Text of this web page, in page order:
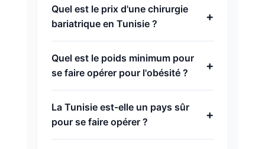
Quel est le prix d'une chirurgie
bariatrique en Tunisie ?
+
Quel est le poids minimum pour
se faire opérer pour l'obésité ?
+
La Tunisie est-elle un pays sûr
pour se faire opérer ?
+